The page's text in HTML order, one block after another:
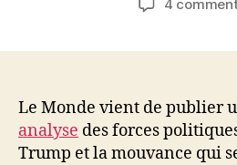
4
Le Monde vient de publier
analyse des forces
Trump et la mouvance qui